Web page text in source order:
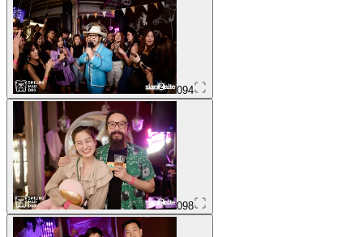
094
098